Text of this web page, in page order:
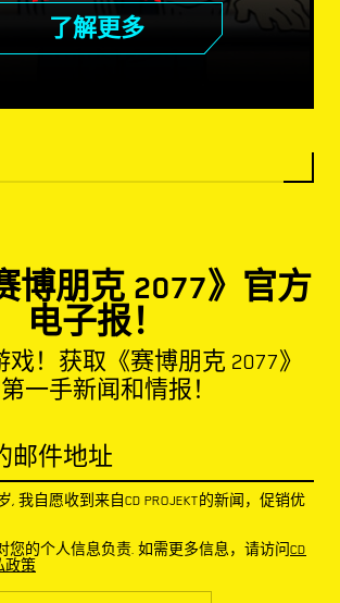
了解更多
博朋克 2077》官方
电子报！
！获取《赛博朋克 2077》
一手新闻和情报！
邮件地址
, 我自愿收到来自CD PROJEKT的新闻，促销优
对您的个人信息负责. 如需更多信息，请访问 CD
政策